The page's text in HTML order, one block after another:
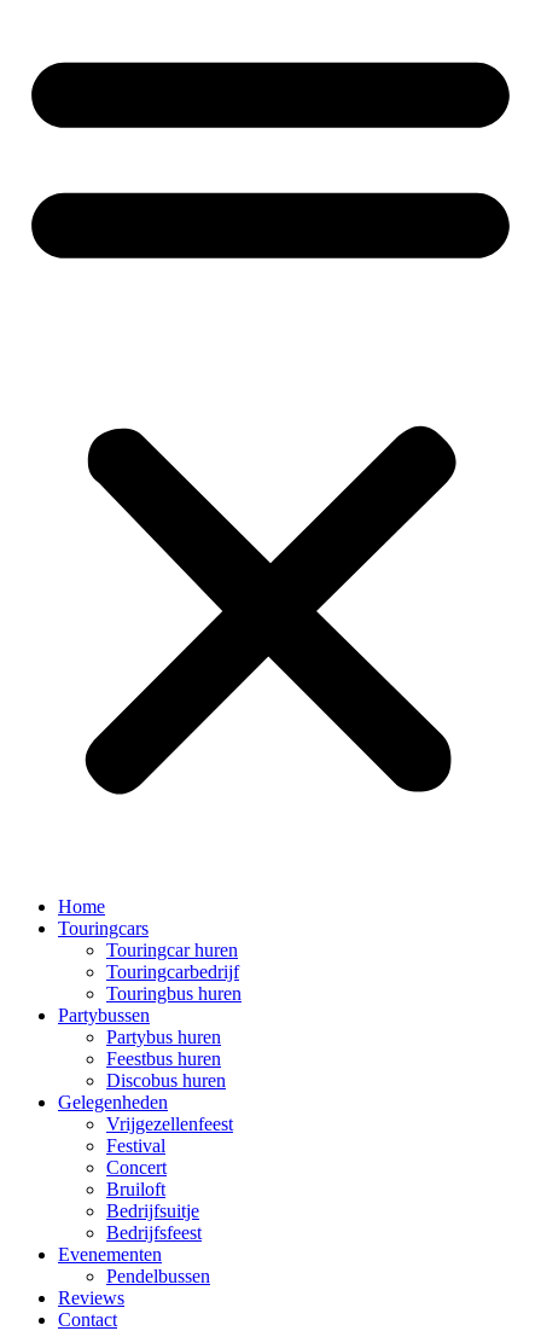
Home
Touringcars
Touringcar huren
Touringcarbedrijf
Touringbus huren
Partybussen
Partybus huren
Feestbus huren
Discobus huren
Gelegenheden
Vrijgezellenfeest
Festival
Concert
Bruiloft
Bedrijfsuitje
Bedrijfsfeest
Evenementen
Pendelbussen
Reviews
Contact